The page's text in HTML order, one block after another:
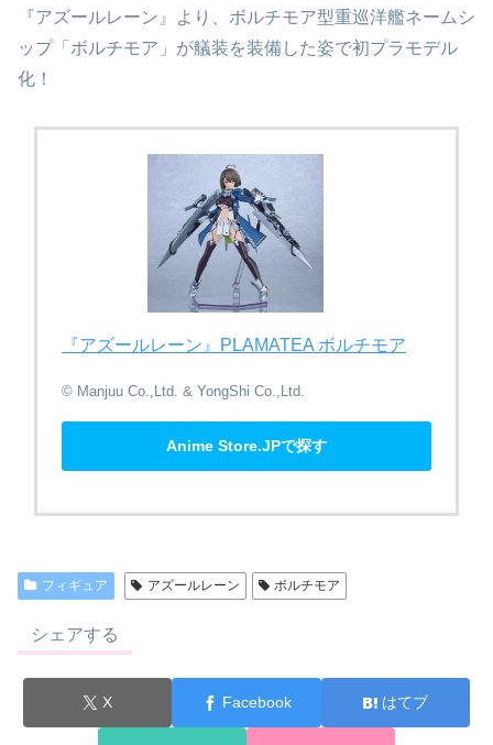
『アズールレーン』より、ボルチモア型重巡洋艦ネームシ
ップ「ボルチモア」が艤装を装備した姿で初プラモデル
化！
『アズールレーン』​PLAMATEA ボルチモア
© Manjuu Co.,Ltd. & YongShi Co.,Ltd.
Anime Store.JPで探す
フィギュア アズールレーン ボルチモア
シェアする
X Facebook はてブ